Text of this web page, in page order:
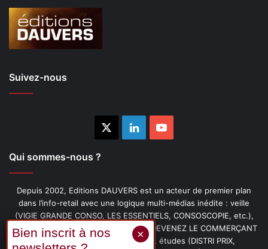
Suivez-nous
LinkedinYouTube
Qui sommes-nous ?
Depuis 2002, Editions DAUVERS est un acteur de premier plan
dans l’info-retail avec une logique multi-médias inédite : veille
(VIGIE GRANDE CONSO, LES ESSENTIELS, CONSOSCOPIE, etc.),
livres (PENSER-CLIENT, IMAGE-PRIX, DEVENEZ LE COMMERÇANT
PRÉFÉRÉ DE VOS CLIENTS, etc.), études (DISTRI PRIX,